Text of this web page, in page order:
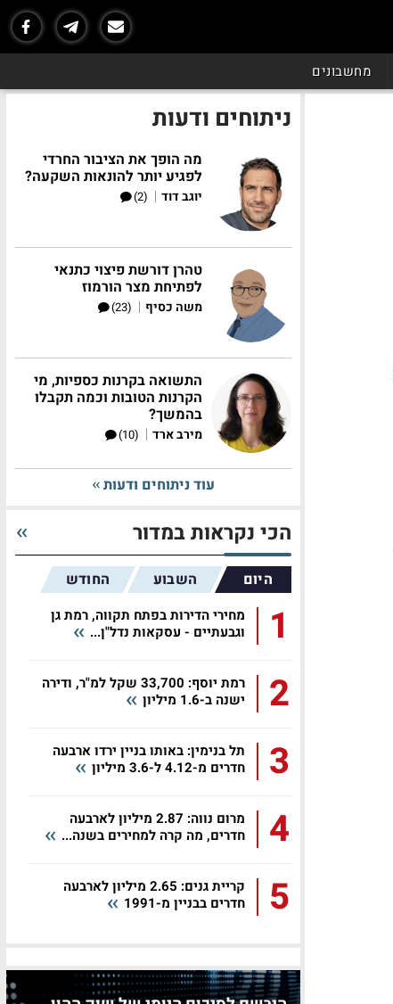
מחשבונים
ניתוחים ודעות
מה הופך את הציבור החרדי
לפגיע יותר להונאות השקעה?
יוגב דוד |
(2)
טהרן דורשת פיצוי כתנאי
לפתיחת מצר הורמוז
משה כסיף |
(23)
התשואה בקרנות כספיות, מי
הקרנות הטובות וכמה תקבלו
בהמשך?
מירב ארד |
(10)
עוד ניתוחים ודעות
הכי נקראות במדור
היום השבוע החודש
1
מחירי הדירות בפתח תקווה, רמת גן
וגבעתיים - עסקאות נדל"ן...
2
רמת יוסף: 33,700 שקל למ"ר, ודירה
ישנה ב-1.6 מיליון
3
תל בנימין: באותו בניין ירדו ארבעה
חדרים מ-4.12 ל-3.6 מיליון
4
מרום נווה: 2.87 מיליון לארבעה
חדרים, מה קרה למחירים בשנה...
5
קריית גנים: 2.65 מיליון לארבעה
חדרים בבניין מ-1991